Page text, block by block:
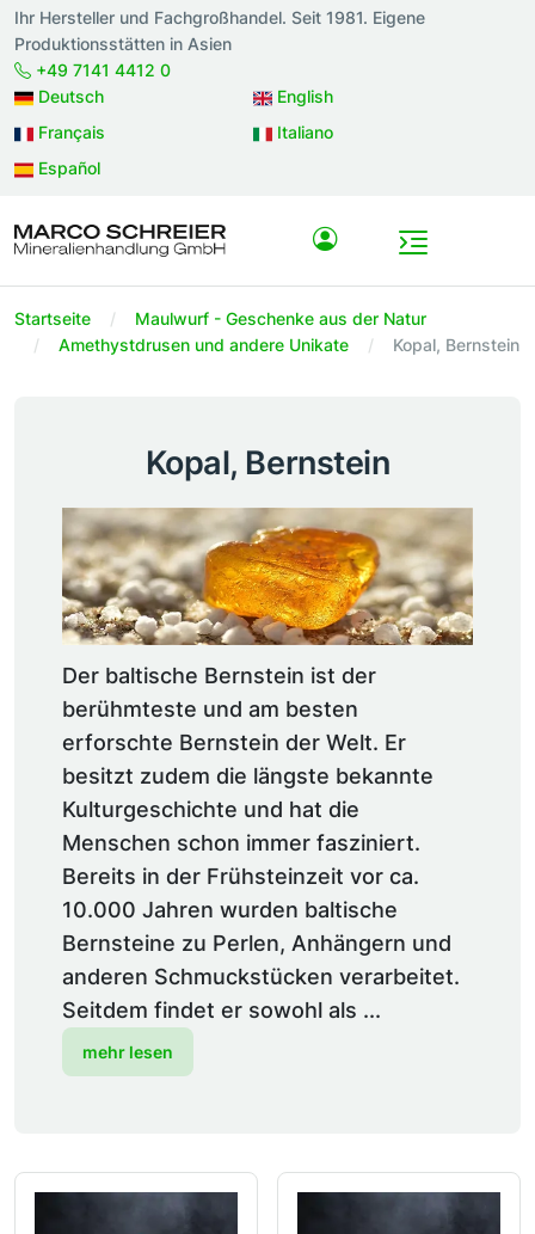
Ihr Hersteller und Fachgroßhandel. Seit 1981. Eigene
Produktionsstätten in Asien
+49 7141 4412 0
Deutsch
English
Français
Italiano
Español
Startseite
Maulwurf - Geschenke aus der Natur
Amethystdrusen und andere Unikate
Kopal, Bernstein
Kopal, Bernstein
Der baltische Bernstein ist der
berühmteste und am besten
erforschte Bernstein der Welt. Er
besitzt zudem die längste bekannte
Kulturgeschichte und hat die
Menschen schon immer fasziniert.
Bereits in der Frühsteinzeit vor ca.
10.000 Jahren wurden baltische
Bernsteine zu Perlen, Anhängern und
anderen Schmuckstücken verarbeitet.
Seitdem findet er sowohl als ...
mehr lesen